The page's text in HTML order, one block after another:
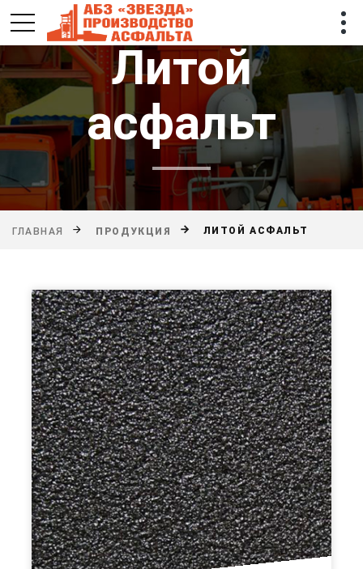
Литой
асфальт
ГЛАВНАЯ ПРОДУКЦИЯ ЛИТОЙ АСФАЛЬТ